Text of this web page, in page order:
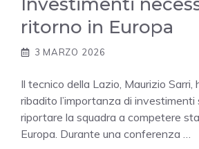
ritorno in Europa
3 MARZO 2026
Il tecnico della Lazio, Maurizio
ribadito l’importanza di
riportare la squadra a competere
Europa. Durante una conferenza …